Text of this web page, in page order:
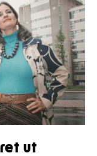
ut